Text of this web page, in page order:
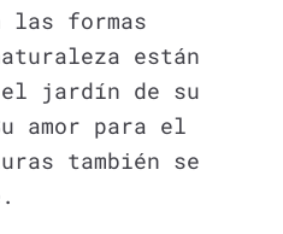
las formas
están
jardín de su
amor para el
también se